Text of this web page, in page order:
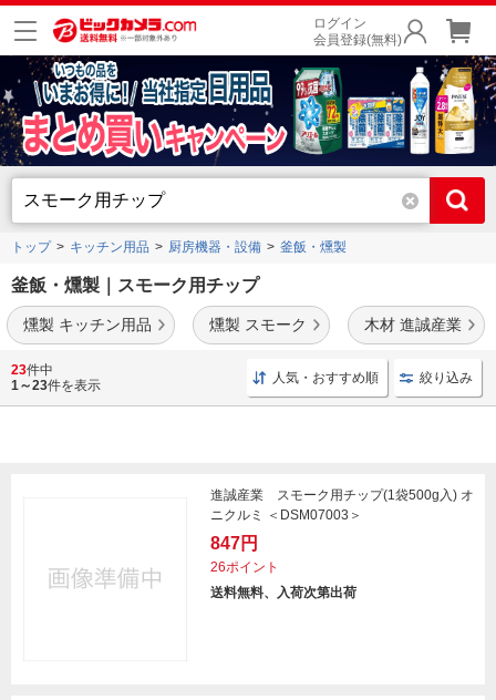
ログイン
会員登録(無料)
トップ キッチン用品 厨房機器・設備 釜飯・燻製
釜飯・燻製｜スモーク用チップ
燻製 キッチン用品 燻製 スモーク 木材 進誠産業
スモーカー
などの燻製用商品を豊富に品揃え。釜飯用の
釜もご用意しております。
23件中
1～23件を表示 人気・おすすめ順 絞り込み
進誠産業 スモーク用チップ(1袋500g入) オ
ニクルミ ＜DSM07003＞
847円
26ポイント
送料無料、入荷次第出荷